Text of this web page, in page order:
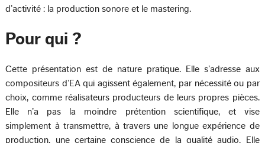
d’activité : la production sonore et le mastering.
Pour qui ?
Cette présentation est de nature pratique. Elle s’adresse aux
compositeurs d’EA qui agissent également, par nécessité ou par
choix, comme réalisateurs producteurs de leurs propres pièces.
Elle n’a pas la moindre prétention scientifique, et vise
simplement à transmettre, à travers une longue expérience de
production, une certaine conscience de la qualité audio. Elle